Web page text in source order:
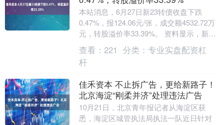
本站消息，6月27日新23转债收盘下跌
0.47%，报124.06元/张，成交额4532.72万
元，转股溢价率33.39%。 资料显示，新
23转债信用级别为“AA....
查看： 221 分类： 专业实盘配资杠
杆
佳禾资本 不止拆广告，更给新路子！
北京海淀“刚柔并济”处理违法广告
10月21日，北京青年报记者从海淀区获
悉，海淀区城管执法局执法一队近日针对